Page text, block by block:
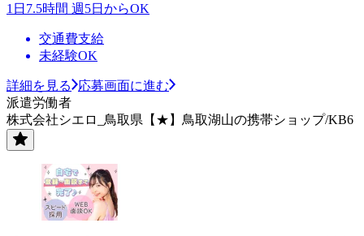
1日7.5時間 週5日からOK
交通費支給
未経験OK
詳細を見る
応募画面に進む
派遣労働者
株式会社シエロ_鳥取県【★】鳥取湖山の携帯ショップ/KB6